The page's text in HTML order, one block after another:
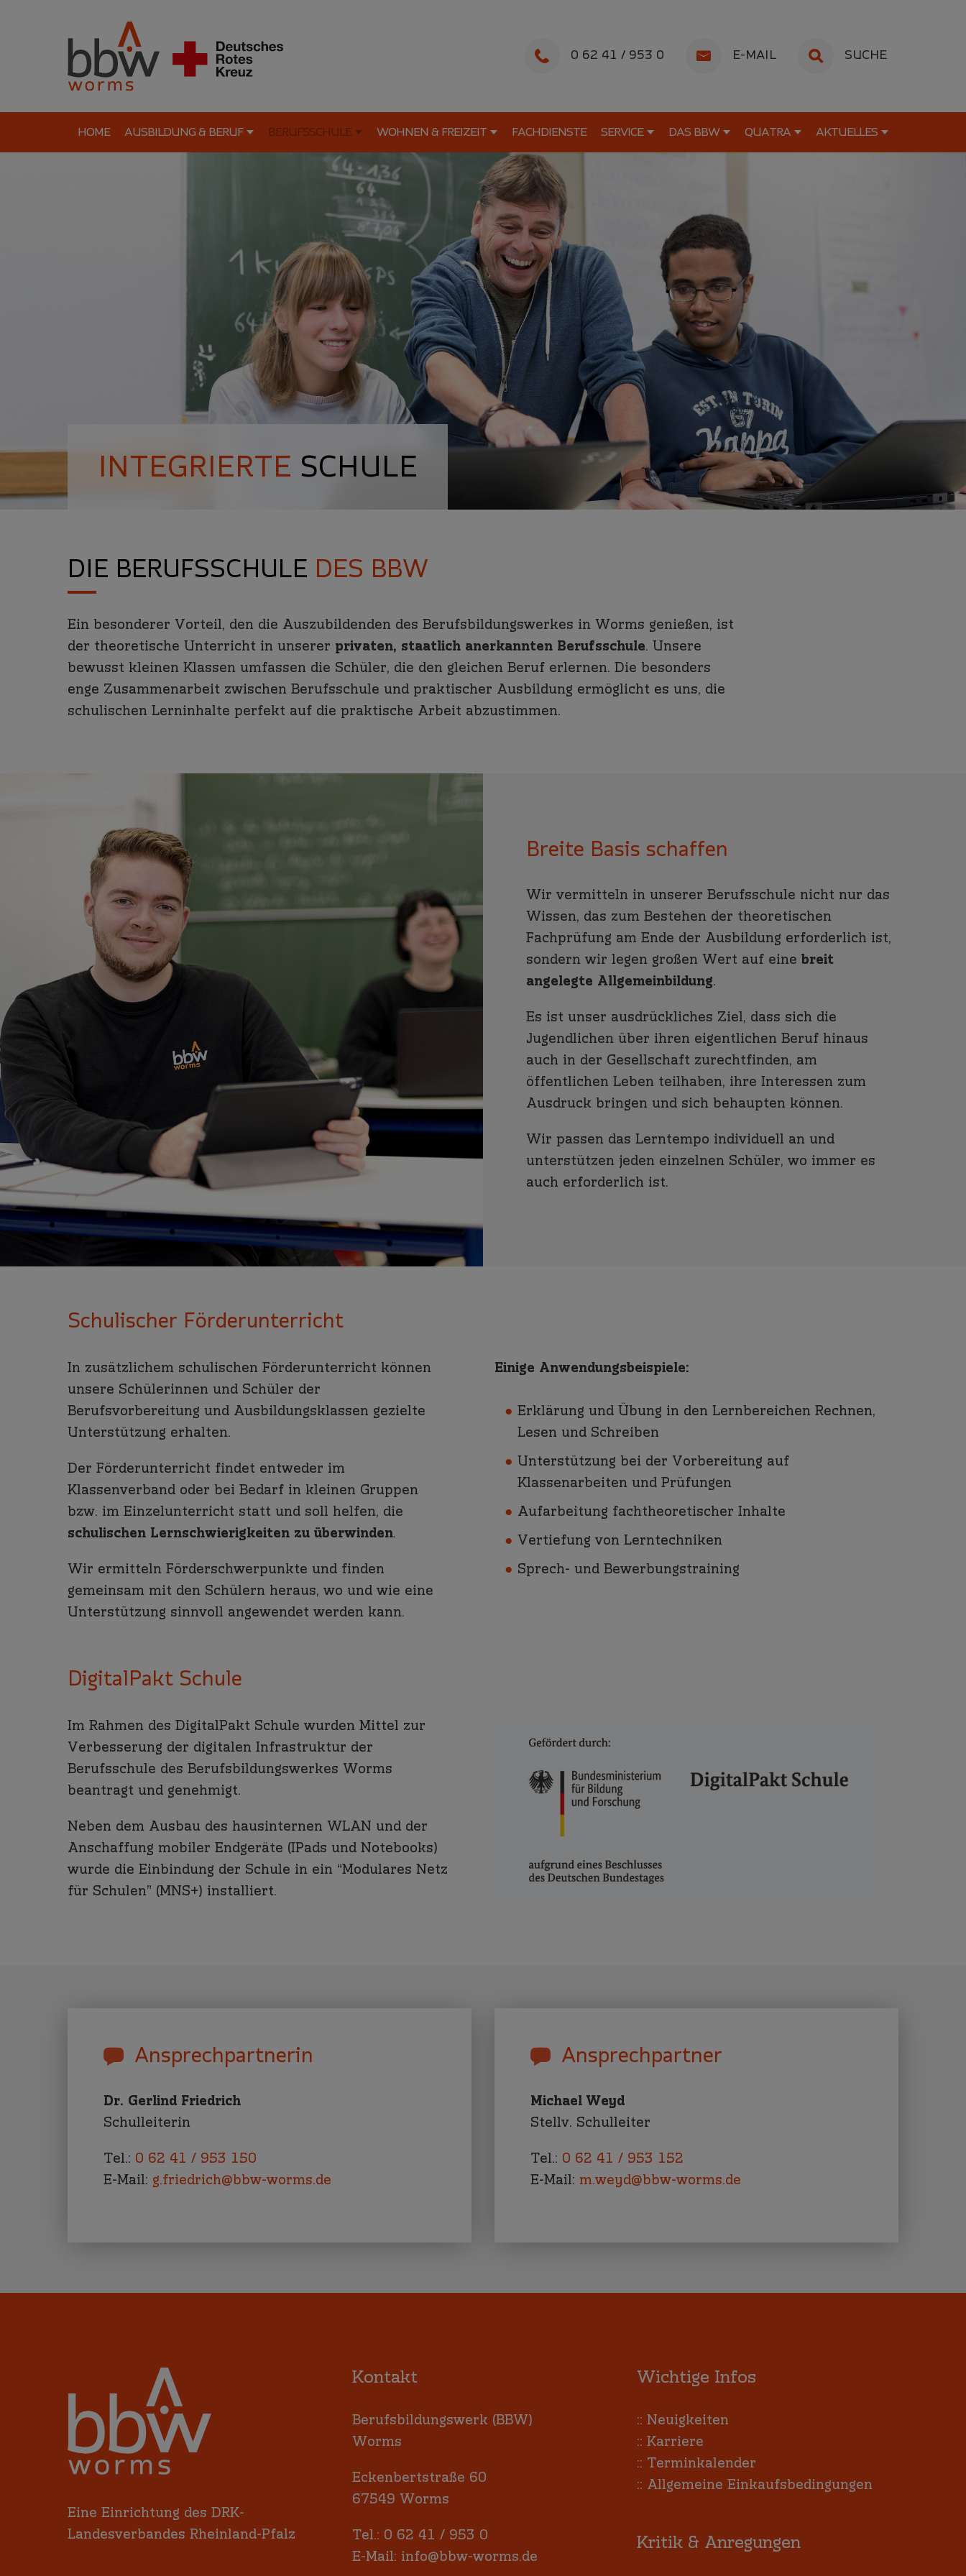
0 62 41 / 953 0 E-MAIL SUCHE
HOME AUSBILDUNG & BERUF BERUFSSCHULE WOHNEN & FREIZEIT FACHDIENSTE SERVICE DAS BBW QUATRA AKTUELLES
INTEGRIERTE SCHULE
DIE BERUFSSCHULE DES BBW
Ein besonderer Vorteil, den die Auszubildenden des Berufsbildungswerkes in Worms genießen, ist
der theoretische Unterricht in unserer privaten, staatlich anerkannten Berufsschule. Unsere
bewusst kleinen Klassen umfassen die Schüler, die den gleichen Beruf erlernen. Die besonders
enge Zusammenarbeit zwischen Berufsschule und praktischer Ausbildung ermöglicht es uns, die
schulischen Lerninhalte perfekt auf die praktische Arbeit abzustimmen.
Breite Basis schaffen
Wir vermitteln in unserer Berufsschule nicht nur das
Wissen, das zum Bestehen der theoretischen
Fachprüfung am Ende der Ausbildung erforderlich ist,
sondern wir legen großen Wert auf eine breit
angelegte Allgemeinbildung.
Es ist unser ausdrückliches Ziel, dass sich die
Jugendlichen über ihren eigentlichen Beruf hinaus
auch in der Gesellschaft zurechtfinden, am
öffentlichen Leben teilhaben, ihre Interessen zum
Ausdruck bringen und sich behaupten können.
Wir passen das Lerntempo individuell an und
unterstützen jeden einzelnen Schüler, wo immer es
auch erforderlich ist.
Schulischer Förderunterricht
In zusätzlichem schulischen Förderunterricht können
unsere Schülerinnen und Schüler der
Berufsvorbereitung und Ausbildungsklassen gezielte
Unterstützung erhalten.
Der Förderunterricht findet entweder im
Klassenverband oder bei Bedarf in kleinen Gruppen
bzw. im Einzelunterricht statt und soll helfen, die
schulischen Lernschwierigkeiten zu überwinden.
Wir ermitteln Förderschwerpunkte und finden
gemeinsam mit den Schülern heraus, wo und wie eine
Unterstützung sinnvoll angewendet werden kann.
Einige Anwendungsbeispiele:
Erklärung und Übung in den Lernbereichen Rechnen,
Lesen und Schreiben
Unterstützung bei der Vorbereitung auf
Klassenarbeiten und Prüfungen
Aufarbeitung fachtheoretischer Inhalte
Vertiefung von Lerntechniken
Sprech- und Bewerbungstraining
DigitalPakt Schule
Im Rahmen des DigitalPakt Schule wurden Mittel zur
Verbesserung der digitalen Infrastruktur der
Berufsschule des Berufsbildungswerkes Worms
beantragt und genehmigt.
Neben dem Ausbau des hausinternen WLAN und der
Anschaffung mobiler Endgeräte (IPads und Notebooks)
wurde die Einbindung der Schule in ein “Modulares Netz
für Schulen” (MNS+) installiert.
Ansprechpartnerin
Dr. Gerlind Friedrich
Schulleiterin
Tel.: 0 62 41 / 953 150
E-Mail: g.friedrich@bbw-worms.de
Ansprechpartner
Michael Weyd
Stellv. Schulleiter
Tel.: 0 62 41 / 953 152
E-Mail: m.weyd@bbw-worms.de
Eine Einrichtung des DRK-
Landesverbandes Rheinland-Pfalz
Kontakt
Berufsbildungswerk (BBW)
Worms
Eckenbertstraße 60
67549 Worms
Tel.: 0 62 41 / 953 0
E-Mail: info@bbw-worms.de
Wichtige Infos
:: Neuigkeiten
:: Karriere
:: Terminkalender
:: Allgemeine Einkaufsbedingungen
Kritik & Anregungen